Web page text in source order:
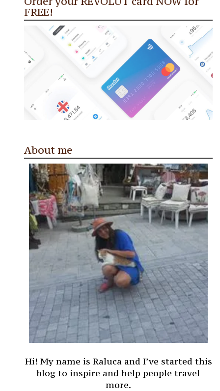
FREE!
About me
Hi! My name is Raluca and I’ve started this
blog to inspire and help people travel
more.